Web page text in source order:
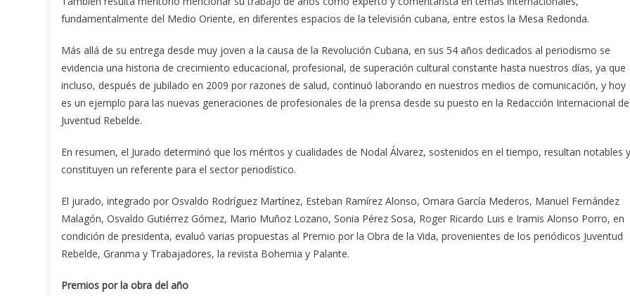
fundamentalmente del Medio Oriente, en diferentes espacios de la televisión cubana, entre estos la Mesa Redonda.
Más allá de su entrega desde muy joven a la causa de la Revolución Cubana, en sus 54 años dedicados al periodismo se
evidencia una historia de crecimiento educacional, profesional, de superación cultural constante hasta nuestros días, ya que
incluso, después de jubilado en 2009 por razones de salud, continuó laborando en nuestros medios de comunicación, y hoy
es un ejemplo para las nuevas generaciones de profesionales de la prensa desde su puesto en la Redacción Internacional de
Juventud Rebelde.
En resumen, el Jurado determinó que los méritos y cualidades de Nodal Álvarez, sostenidos en el tiempo, resultan notables y
constituyen un referente para el sector periodístico.
El jurado, integrado por Osvaldo Rodríguez Martínez, Esteban Ramírez Alonso, Omara García Mederos, Manuel Fernández
Malagón, Osvaldo Gutiérrez Gómez, Mario Muñoz Lozano, Sonia Pérez Sosa, Roger Ricardo Luis e Iramis Alonso Porro, en
condición de presidenta, evaluó varias propuestas al Premio por la Obra de la Vida, provenientes de los periódicos Juventud
Rebelde, Granma y Trabajadores, la revista Bohemia y Palante.
Premios por la obra del año